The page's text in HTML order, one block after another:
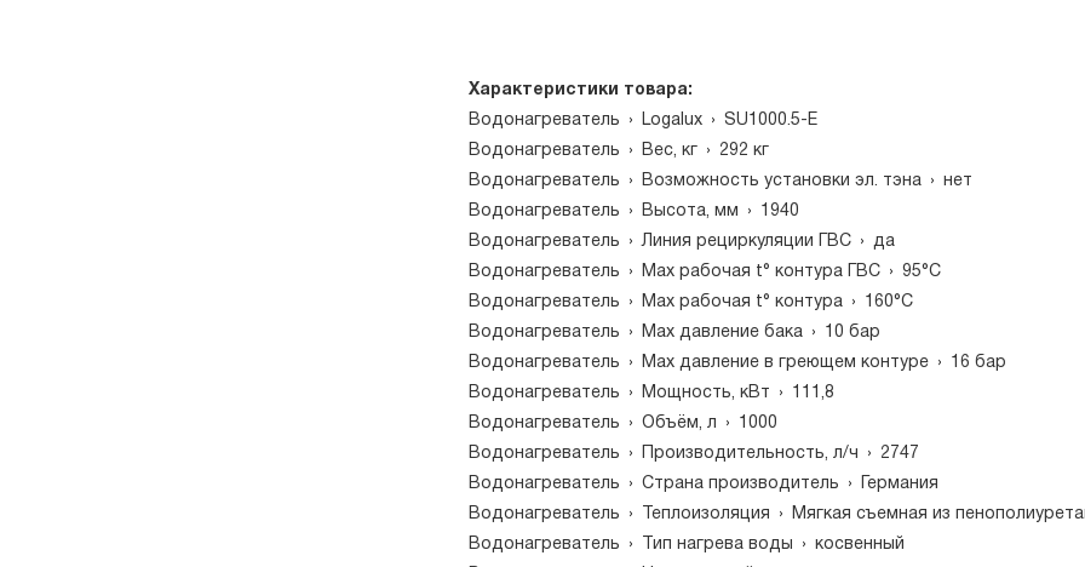
Характеристики товара:
Водонагреватель
› Logalux ›
SU1000.5-E
Водонагреватель
› Вес, кг ›
292 кг
Водонагреватель
› Возможность установки эл. тэна ›
нет
Водонагреватель
› Высота, мм ›
1940
Водонагреватель
› Линия рециркуляции ГВС ›
да
Водонагреватель
› Маx рабочая t° контура ГВС ›
95°С
Водонагреватель
› Маx рабочая t° контура ›
160°С
Водонагреватель
› Мах давление бака ›
10 бар
Водонагреватель
› Мах давление в греющем контуре ›
16 бар
Водонагреватель
› Мощность, кВт ›
111,8
Водонагреватель
› Объём, л ›
1000
Водонагреватель
› Производительность, л/ч ›
2747
Водонагреватель
› Страна производитель ›
Германия
Водонагреватель
› Теплоизоляция ›
Мягкая съемная из
Водонагреватель
› Тип нагрева воды ›
косвенный